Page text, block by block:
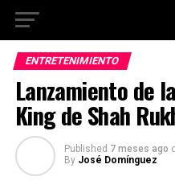
ENTRETENIMIENTO
Lanzamiento de
King de Shah
Published 7 meses ago
By José Domínguez